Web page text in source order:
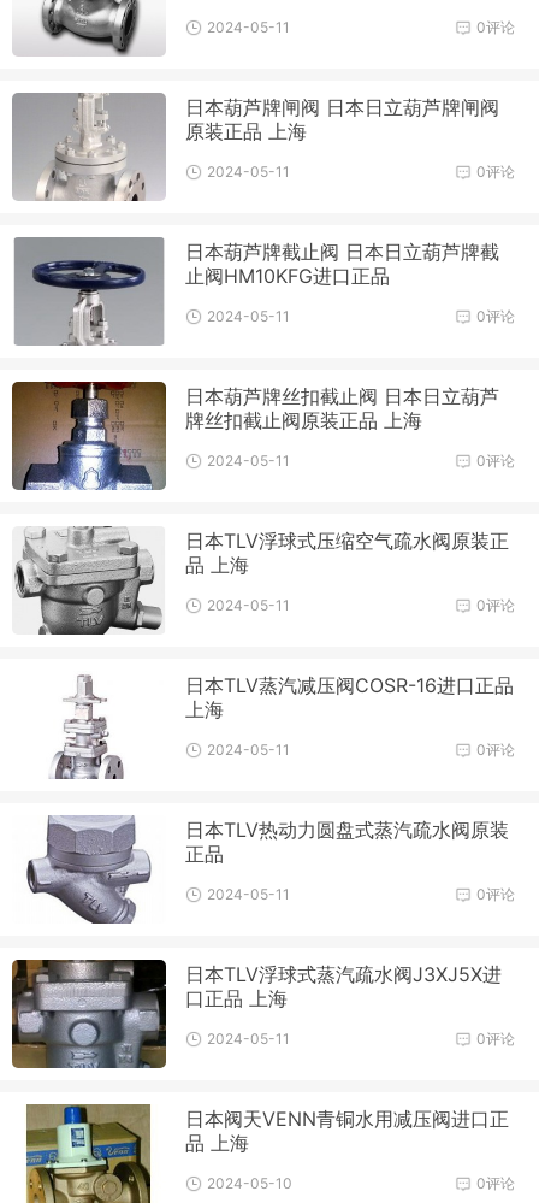
0评论
2024-05-11
日本葫芦牌闸阀 日本日立葫芦牌闸阀
原装正品 上海
0评论
2024-05-11
日本葫芦牌截止阀 日本日立葫芦牌截
止阀HM10KFG进口正品
0评论
2024-05-11
日本葫芦牌丝扣截止阀 日本日立葫芦
牌丝扣截止阀原装正品 上海
0评论
2024-05-11
日本TLV浮球式压缩空气疏水阀原装正
品 上海
0评论
2024-05-11
日本TLV蒸汽减压阀COSR-16进口正品
上海
0评论
2024-05-11
日本TLV热动力圆盘式蒸汽疏水阀原装
正品
0评论
2024-05-11
日本TLV浮球式蒸汽疏水阀J3XJ5X进
口正品 上海
0评论
2024-05-11
日本阀天VENN青铜水用减压阀进口正
品 上海
0评论
2024-05-10